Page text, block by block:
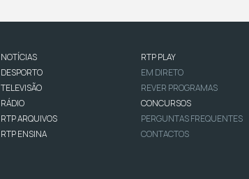
NOTÍCIAS
DESPORTO
TELEVISÃO
RÁDIO
RTP ARQUIVOS
RTP ENSINA
RTP PLAY
EM DIRETO
REVER PROGRAMAS
CONCURSOS
PERGUNTAS FREQUENTES
CONTACTOS